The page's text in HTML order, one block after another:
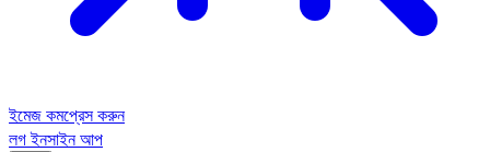
ইমেজ কমপ্রেস করুন
লগ ইনসাইন আপ